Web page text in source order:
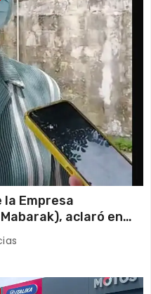
Empresa
aclaró en
cateada por la
cuenta con
la clausura.